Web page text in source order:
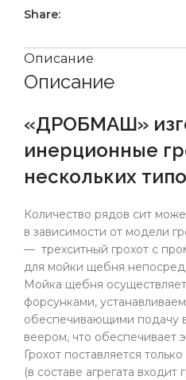
Share:
Описание
Описание
«ДРОБМАШ»
инерционные
нескольких
Количество рядов сит
в зависимости от модели
— трехситный грохот с
для мойки щебня
Мойка щебня
форсунками,
обеспечивающими подачу
веером, что обеспечивает
Грохот поставляется
(в составе агрегата